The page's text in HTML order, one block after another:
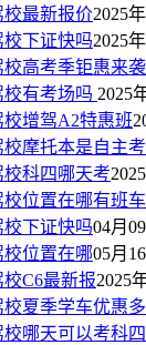
最新报价2025
下证快吗2025
高考季钜惠来袭
有考场吗 2025
增驾A2特惠班
摩托本是自主
科四哪天考
位置在哪有班
下证快吗04月
位置在哪05月
C6最新报2025
夏季学车优惠
哪天可以考科四